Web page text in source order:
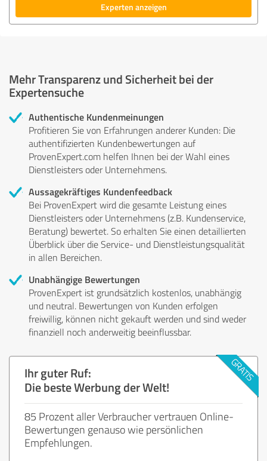
Experten anzeigen
Mehr Transparenz und Sicherheit bei der
Expertensuche
Authentische Kundenmeinungen
Profitieren Sie von Erfahrungen anderer Kunden: Die
authentifizierten Kundenbewertungen auf
ProvenExpert.com helfen Ihnen bei der Wahl eines
Dienstleisters oder Unternehmens.
Aussagekräftiges Kundenfeedback
Bei ProvenExpert wird die gesamte Leistung eines
Dienstleisters oder Unternehmens (z.B. Kundenservice,
Beratung) bewertet. So erhalten Sie einen detaillierten
Überblick über die Service- und Dienstleistungsqualität
in allen Bereichen.
Unabhängige Bewertungen
ProvenExpert ist grundsätzlich kostenlos, unabhängig
und neutral. Bewertungen von Kunden erfolgen
freiwillig, können nicht gekauft werden und sind weder
finanziell noch anderweitig beeinflussbar.
Ihr guter Ruf:
Die beste Werbung der Welt!
85 Prozent aller Verbraucher vertrauen Online-
Bewertungen genauso wie persönlichen
Empfehlungen.